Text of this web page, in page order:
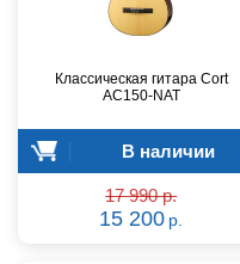
Классическая гитара Cort
AC150-NAT
В наличии
17 990 р.
15 200 р.